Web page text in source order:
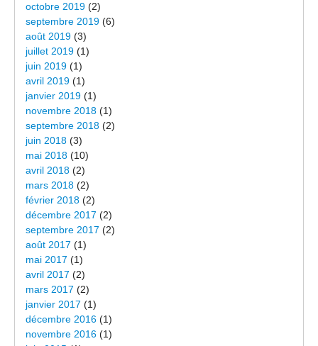
octobre 2019 (2)
septembre 2019 (6)
août 2019 (3)
juillet 2019 (1)
juin 2019 (1)
avril 2019 (1)
janvier 2019 (1)
novembre 2018 (1)
septembre 2018 (2)
juin 2018 (3)
mai 2018 (10)
avril 2018 (2)
mars 2018 (2)
février 2018 (2)
décembre 2017 (2)
septembre 2017 (2)
août 2017 (1)
mai 2017 (1)
avril 2017 (2)
mars 2017 (2)
janvier 2017 (1)
décembre 2016 (1)
novembre 2016 (1)